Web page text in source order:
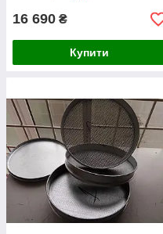
16 690 ₴
Купити